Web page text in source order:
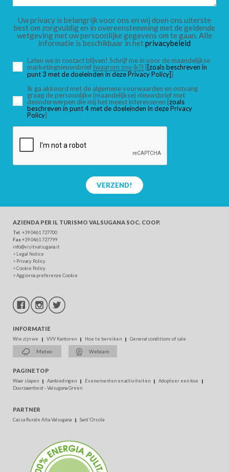
ZOEK
Uw privacy is belangrijk voor ons en wij doen ons uiterste
best om zorgvuldig en in overeenstemming met de geldende
wetgeving met uw persoonlijke gegevens om te gaan. Alle
informatie is beschikbaar in hetprivacybeleid
Laten we in contact blijven! Schrijf me in voor de maandelijkse
marketingnieuwsbrief (waarom zou ik?) [[zoals beschreven in
punt 3 met de doeleinden in deze Privacy Policy]]
Ik ga akkoord met de algemene voorwaarden en ontvang
graag de persoonlijke (maandelijkse) nieuwsbrief met
deonderwerpen die mij het meest interesseren [zoals
beschreven in punt 4 met de doeleinden in deze Privacy
Policy]
VERZEND!
AZIENDA PER IL TURISMO VALSUGANA SOC. COOP.
Tel . +39 0461 727700
Fax+39 0461 727799
info@visitvalsugana.it
> Legal Notice
> Privacy Policy
>Cookie Policy
>Aggiorna preferenze Cookie
INFORMATIE
Wie zijn we VVV Kantoren Hoe te bereiken General conditions of sale
Meteo Webcam
PAGINE TOP
Waar slapen Aanbiedingen Evenementen en activiteiten
Adopteer een koe
Duurzaamheid - Valsugana Green
PARTNER
Cassa Rurale Alta Valsugana Sant'Orsola